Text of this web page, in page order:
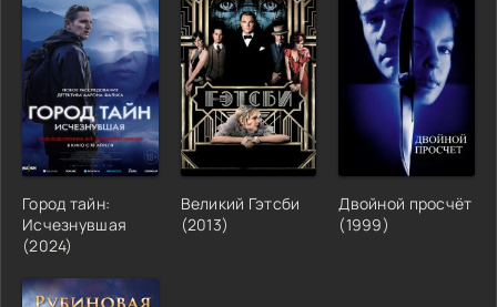
Город тайн:
Исчезнувшая
(2024)
Великий Гэтсби
(2013)
Двойной просчёт
(1999)